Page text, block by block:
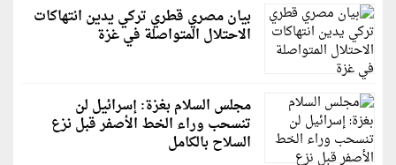
بيان مصري قطري تركي يدين انتهاكات
الاحتلال المتواصلة في غزة
مجلس السلام بغزة: إسرائيل لن
تنسحب وراء الخط الأصفر قبل نزع
السلاح بالكامل